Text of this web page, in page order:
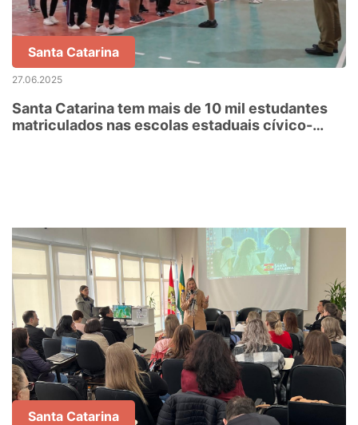
Santa Catarina
27.06.2025
Santa Catarina tem mais de 10 mil estudantes
matriculados nas escolas estaduais cívico-
Santa Catarina